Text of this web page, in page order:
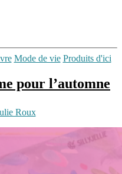
Mode de vie Produits d'ici
pour l’automne
Roux